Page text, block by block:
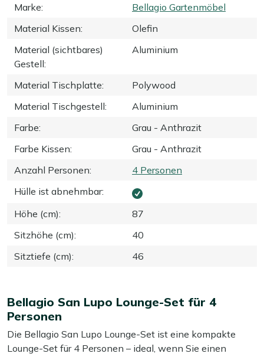
Marke:
Bellagio Gartenmöbel
Material Kissen:
Olefin
Material (sichtbares)
Gestell:
Aluminium
Material Tischplatte:
Polywood
Material Tischgestell:
Aluminium
Farbe:
Grau - Anthrazit
Farbe Kissen:
Grau - Anthrazit
Anzahl Personen:
4 Personen
Hülle ist abnehmbar:
Höhe (cm):
87
Sitzhöhe (cm):
40
Sitztiefe (cm): 46
Bellagio San Lupo Lounge-Set für 4
Personen
Die Bellagio San Lupo Lounge-Set ist eine kompakte
Lounge-Set für 4 Personen – ideal, wenn Sie einen